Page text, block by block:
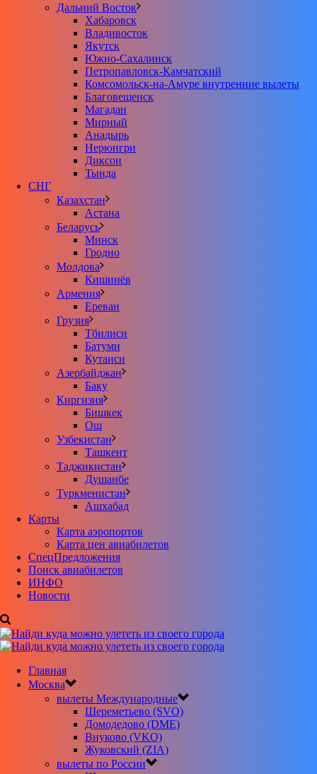
Дальний Восток
Хабаровск
Владивосток
Якутск
Южно-Сахалинск
Петропавловск-Камчатский
Комсомольск-на-Амуре внутренние вылеты
Благовещенск
Магадан
Мирный
Анадырь
Нерюнгри
Диксон
Тында
СНГ
Казахстан
Астана
Беларусь
Минск
Гродно
Молдова
Кишинёв
Армения
Ереван
Грузия
Тбилиси
Батуми
Кутаиси
Азербайджан
Баку
Киргизия
Бишкек
Ош
Узбекистан
Ташкент
Таджикистан
Душанбе
Туркменистан
Ашхабад
Карты
Карта аэропортов
Карта цен авиабилетов
CпецПредложения
Поиск авиабилетов
ИНФО
Новости
Главная
Москва
вылеты Международные
Шереметьево (SVO)
Домодедово (DME)
Внуково (VKO)
Жуковский (ZIA)
вылеты по России